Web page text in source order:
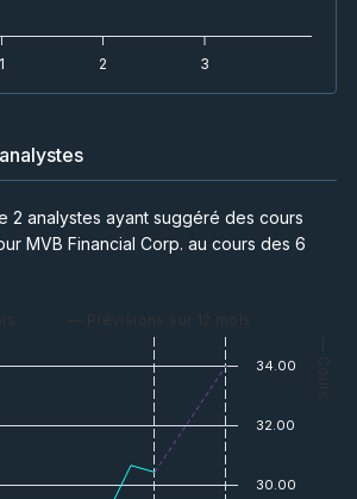
1 2 3
2 analystes ayant suggéré des cours
MVB Financial Corp. au cours des 6
— Prévisions sur 12 mois
— Cours
30.00
32.00
34.00